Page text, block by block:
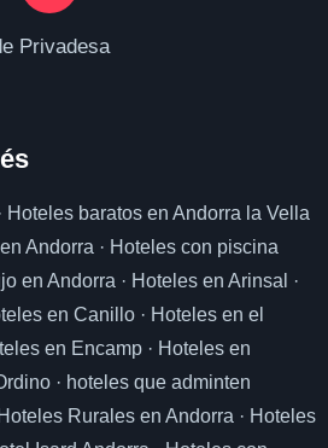
Privadesa
· Hoteles baratos en Andorra la Vella
Andorra · Hoteles con piscina
en Andorra · Hoteles en Arinsal
·
en Canillo · Hoteles en el
en Encamp · Hoteles en
· hoteles que adminten
Hoteles Rurales en Andorra · Hoteles